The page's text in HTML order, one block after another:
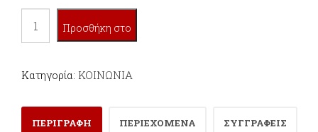
ΒΗΜΑ
ΤΗ
ποσότητα
Προσθήκη στο
Κατηγορία: ΚΟΙΝΩΝΙΑ
ΠΕΡΙΓΡΑΦΗ ΠΕΡΙΕΧΟΜΕΝΑ ΣΥΓΓΡΑΦΕΙΣ